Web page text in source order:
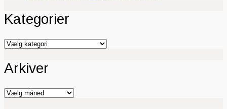
Kategorier
Kategorier
Arkiver
Arkiver